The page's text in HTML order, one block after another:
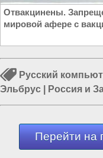
Отвакцинены.
мировой афере с
Русский
Эльбрус
Россия и
Российское
Перейти на